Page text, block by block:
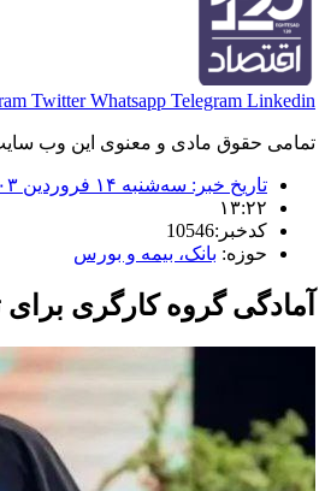
Twitter Whatsapp Telegram Linkedin
تمامی حقوق مادی و معنوی این وب سایت متعلق به اقتصاد 120 می باشد و استفاده
تاریخ خبر: سه‌شنبه ۱۴ فروردین ۱۴۰۳
۱۳:۲۲
کدخبر:10546
حوزه: بانک، بیمه و بورس
آمادگی گروه کارگری